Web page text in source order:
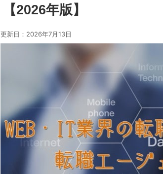
【2026年版】
更新日： 2026年7月13日